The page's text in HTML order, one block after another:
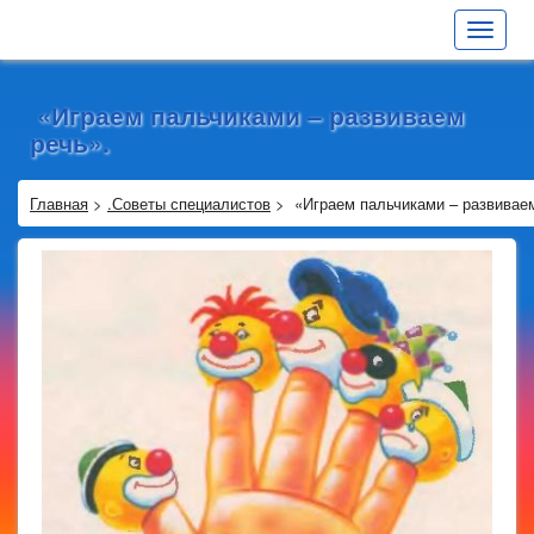
Toggle
«Играем пальчиками – развиваем
речь».
Главная > .Советы специалистов > «Играем пальчиками –